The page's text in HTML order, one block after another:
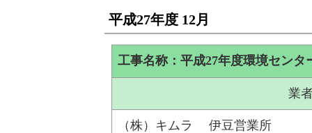
平成27年度 12月
工事名称：平成27年度環境セン
業
（株）キムラ 伊豆営業所